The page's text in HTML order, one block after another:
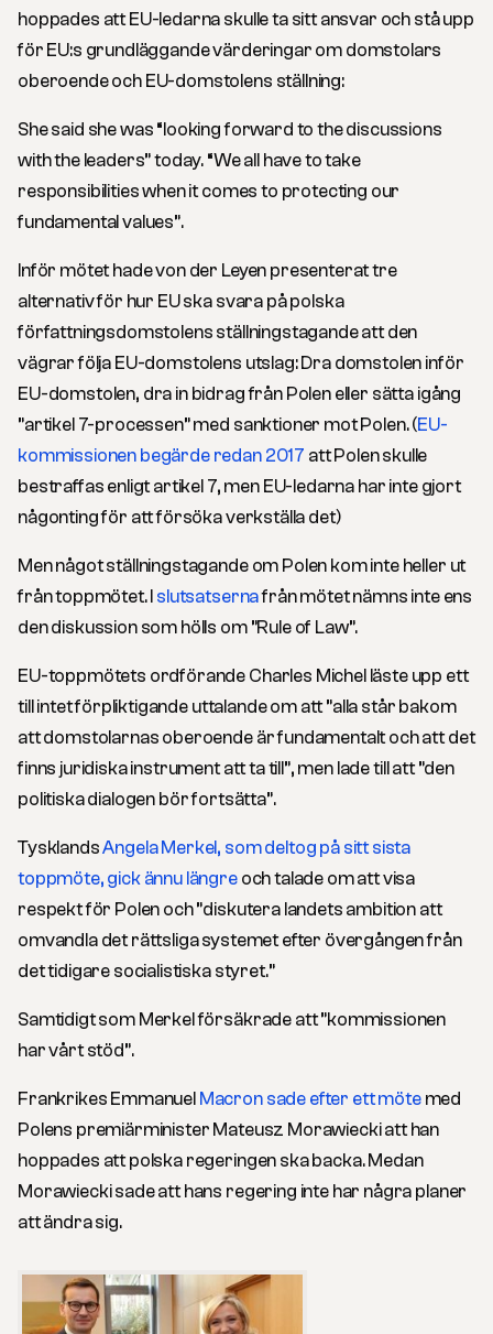
hoppades att EU-ledarna skulle ta sitt ansvar och stå upp
för EU:s grundläggande värderingar om domstolars
oberoende och EU-domstolens ställning:
She said she was “looking forward to the discussions
with the leaders” today. “We all have to take
responsibilities when it comes to protecting our
fundamental values”.
Inför mötet hade von der Leyen presenterat tre
alternativ för hur EU ska svara på polska
författningsdomstolens ställningstagande att den
vägrar följa EU-domstolens utslag: Dra domstolen inför
EU-domstolen, dra in bidrag från Polen eller sätta igång
”artikel 7-processen” med sanktioner mot Polen. (EU-
kommissionen begärde redan 2017 att Polen skulle
bestraffas enligt artikel 7, men EU-ledarna har inte gjort
någonting för att försöka verkställa det)
Men något ställningstagande om Polen kom inte heller ut
från toppmötet. I slutsatsernafrån mötet nämns inte ens
den diskussion som hölls om ”Rule of Law”.
EU-toppmötets ordförande Charles Michel läste upp ett
till intet förpliktigande uttalande om att ”alla står bakom
att domstolarnas oberoende är fundamentalt och att det
finns juridiska instrument att ta till”, men lade till att ”den
politiska dialogen bör fortsätta”.
TysklandsAngela Merkel, som deltog på sitt sista
toppmöte, gick ännu längreoch talade om att visa
respekt för Polen och ”diskutera landets ambition att
omvandla det rättsliga systemet efter övergången från
det tidigare socialistiska styret.”
Samtidigt som Merkel försäkrade att ”kommissionen
har vårt stöd”.
Frankrikes Emmanuel Macron sade efter ett möte med
Polens premiärminister Mateusz Morawiecki att han
hoppades att polska regeringen ska backa. Medan
Morawiecki sade att hans regering inte har några planer
att ändra sig.